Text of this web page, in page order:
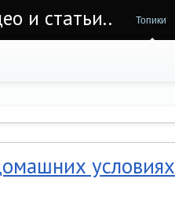
и статьи.. Топики
условиях